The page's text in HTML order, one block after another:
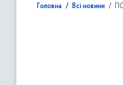
Головна Всі новини